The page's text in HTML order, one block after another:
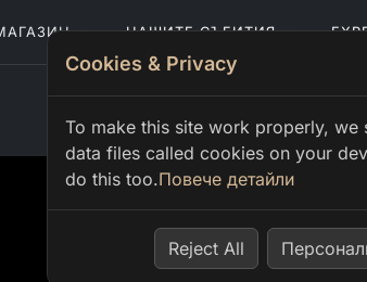
НАШИТЕ СЪБИТИЯ
Cookies & Privacy
To make this site work properly, we
data files called cookies on your
do this too.Повече детайли
Reject All